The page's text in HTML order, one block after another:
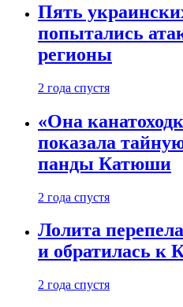
Пять
попытались
регионы
2 года спустя
«Она
показала
панды Катюши
2 года спустя
Лолита
и обратилась к
2 года спустя